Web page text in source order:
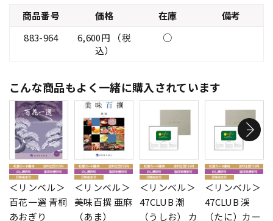
商品番号 価格 在庫
備考
883-964
6,600円 （税
込）
○
こんな商品もよく一緒に購入されています
＜リンベル＞
百花一選 青桐
あおぎり
＜リンベル＞
美味百撰 亜麻
（あま）
＜リンベル＞
47CLUB 潮
（うしお） カ
＜リンベル＞
47CLUB 渓
（たに）カー